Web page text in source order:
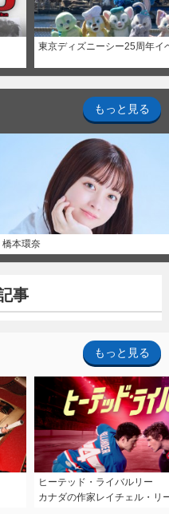
東京ディズニーシー25周年イ
もっと見る
橋本環奈
事
もっと見る
ヒーテッド・ライバルリー
カナダの作家レイチェル・リ